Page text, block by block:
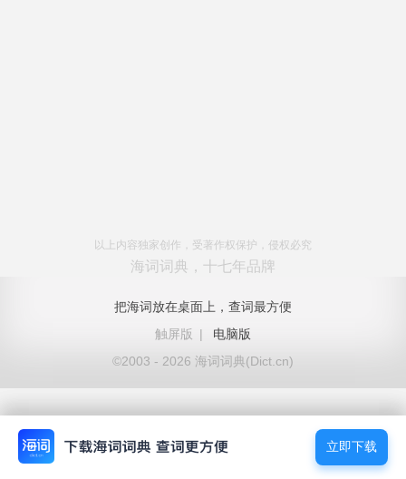
以上内容独家创作，受著作权保护，侵权必究
海词词典，十七年品牌
把海词放在桌面上，查词最方便
触屏版
|
电脑版
©2003 - 2026 海词词典(Dict.cn)
立即下载
立即下载